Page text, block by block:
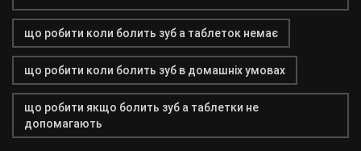
що робити коли болить зуб а таблеток немає
що робити коли болить зуб в домашніх умовах
що робити якщо болить зуб а таблетки не
допомагають